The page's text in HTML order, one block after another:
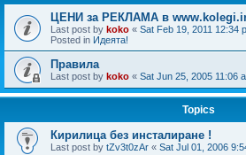
ЦЕНИ за РЕКЛАМА в
Last post by koko « Sat Feb 19, 2011 12:34
Posted in Идеята!
Правила
Last post by koko « Sat Jun 25, 2005 11:06
Topics
Кирилица без инсталиране !
Last post by tZv3t0zAr « Sat Jul 01, 2006